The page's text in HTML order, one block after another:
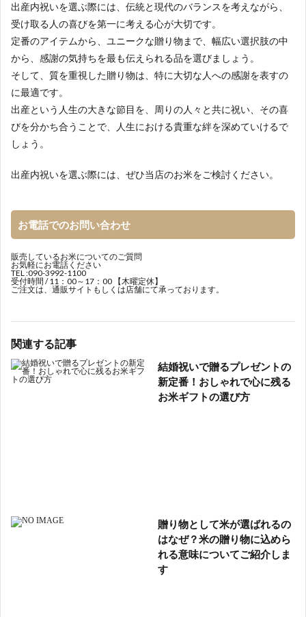
出産内祝いを選ぶ際には、伝統と現代のバランスを考えながら、
受け取る人の喜びを第一に考える心が大切です。
定番のアイテムから、ユニークな贈り物まで、幅広い選択肢の中
から、感謝の気持ちを最も伝えられる品を選びましょう。
そして、質を重視した贈り物は、特に大切な人への感謝を表すの
に最適です。
出産という人生の大きな節目を、周りの人々と共に祝い、その喜
びを分かち合うことで、人生における貴重な絆を深めていけるで
しょう。
出産内祝いを選ぶ際には、ぜひ当店のお米をご検討ください。
お電話でのお問い合わせ
販売しているお米についてのご質問
お気軽にお電話ください
TEL :090-3992-1100
受付時間 / 11：00～17：00 【木曜定休】
ご注文は、通販サイトもしくは店舗にて承っております。
関連する記事
結婚祝いで贈るプレゼントの
新定番！おしゃれで心に残る
お米ギフトの選び方
贈り物として米が選ばれるの
はなぜ？米の贈り物に込めら
れる意味についてご紹介しま
す